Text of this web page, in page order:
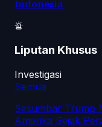
Indonesia
Liputan Khusus
Investigasi
Semua
Sesumbar Trump
Amerika Sejak